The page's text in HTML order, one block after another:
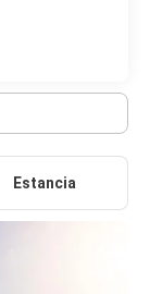
Estancia